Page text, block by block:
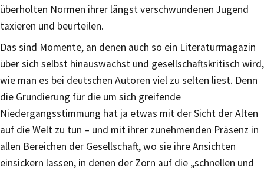
überholten Normen ihrer längst verschwundenen Jugend
taxieren und beurteilen.
Das sind Momente, an denen auch so ein Literaturmagazin
über sich selbst hinauswächst und gesellschaftskritisch wird,
wie man es bei deutschen Autoren viel zu selten liest. Denn
die Grundierung für die um sich greifende
Niedergangsstimmung hat ja etwas mit der Sicht der Alten
auf die Welt zu tun – und mit ihrer zunehmenden Präsenz in
allen Bereichen der Gesellschaft, wo sie ihre Ansichten
einsickern lassen, in denen der Zorn auf die „schnellen und